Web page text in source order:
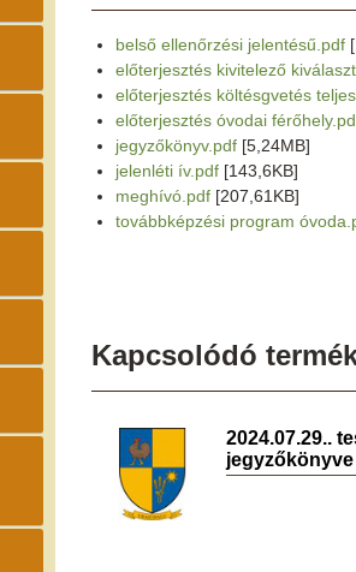
belső ellenőrzési jelentésű.pdf
előterjesztés kivitelező
előterjesztés költésgvetés
előterjesztés óvodai
jegyzőkönyv.pdf [5,24MB]
jelenléti ív.pdf [143,6KB]
meghívó.pdf [207,61KB]
továbbképzési program
Kapcsolódó
2024.07.29..
jegyzőkönyve